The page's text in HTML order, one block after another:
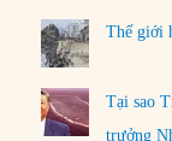
Thế giới
Tại sao
trưởng